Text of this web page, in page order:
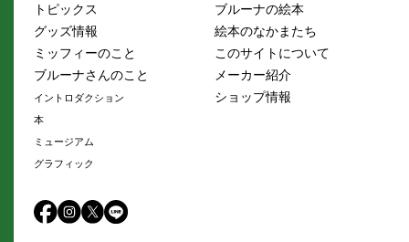
トピックス
グッズ情報
ミッフィーのこと
ブルーナさんのこと
イントロダクション
本
ミュージアム
グラフィック
ブルーナの絵本
絵本のなかまたち
このサイトについて
メーカー紹介
ショップ情報